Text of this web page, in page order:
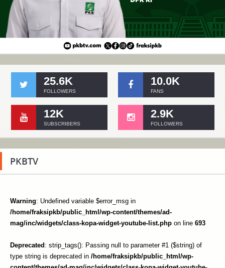
25.6K
FOLLOWERS
10.0K
FANS
12K
SUBSCRIBERS
2.9K
FOLLOWERS
PKBTV
Warning: Undefined variable $error_msg in
/home/fraksipkb/public_html/wp-content/themes/ad-
mag/inc/widgets/class-kopa-widget-youtube-list.php on line 693
Deprecated: strip_tags(): Passing null to parameter #1 ($string) of
type string is deprecated in /home/fraksipkb/public_html/wp-